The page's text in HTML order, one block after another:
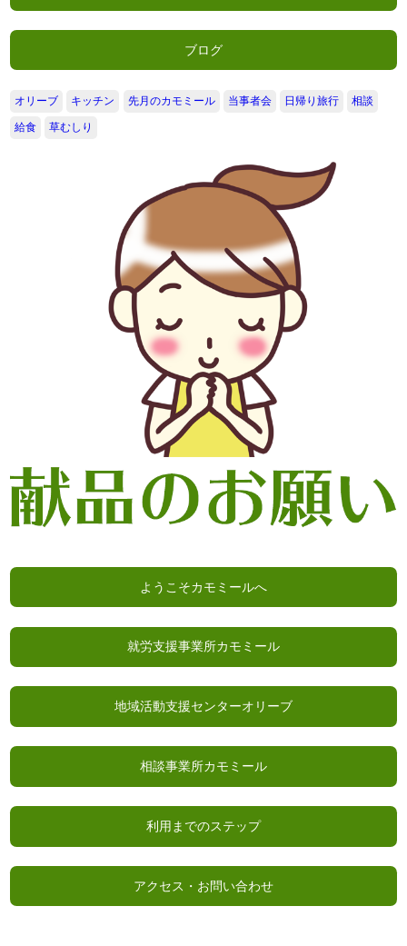
ブログ
オリーブ キッチン 先月のカモミール 当事者会 日帰り旅行 相談
給食 草むしり
ようこそカモミールへ
就労支援事業所カモミール
地域活動支援センターオリーブ
相談事業所カモミール
利用までのステップ
アクセス・お問い合わせ